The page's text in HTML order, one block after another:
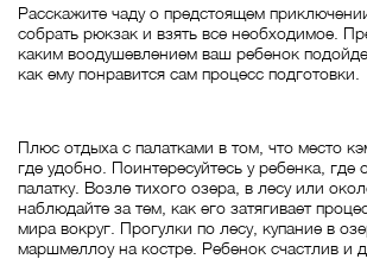
Расскажите чаду о предстоящем
собрать рюкзак и взять все необходимое.
каким воодушевлением ваш ребенок
как ему понравится сам процесс подготовки.
Плюс отдыха с палатками в том, что место
где удобно. Поинтересуйтесь у ребенка, где
палатку. Возле тихого озера, в лесу или
наблюдайте за тем, как его затягивает
мира вокруг. Прогулки по лесу, купание в
маршмеллоу на костре. Ребенок счастлив и